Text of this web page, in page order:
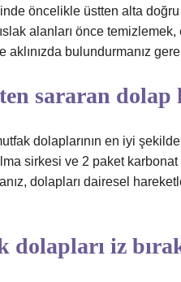
öncelikle üstten alta
alanları önce
aklınızda bulundurmanız
sararan dolap
dolaplarının en iyi
sirkesi ve 2 paket karbonat
dolapları dairesel
dolapları iz